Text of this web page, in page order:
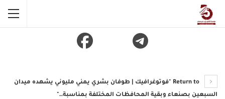
Return to "فوتوغرافيك | طوفان بشري يمني مليوني يشهده ميدان
السبعين بصنعاء وبقية المحافظات المختلفة بمناسبة…"